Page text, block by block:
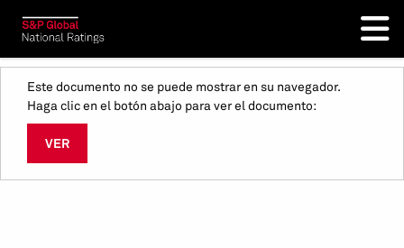
Este documento no se puede mostrar en su navegador.
Haga clic en el botón abajo para ver el documento:
VER